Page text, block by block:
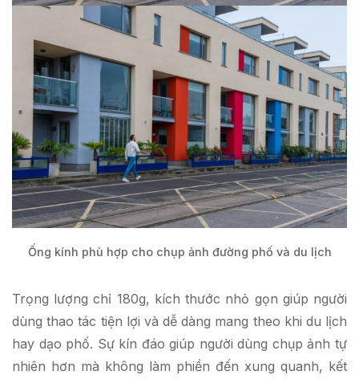
Ống kính phù hợp cho chụp ảnh đường phố và du lịch
Trọng lượng chỉ 180g, kích thước nhỏ gọn giúp người
dùng thao tác tiện lợi và dễ dàng mang theo khi du lịch
hay dạo phố. Sự kín đáo giúp người dùng chụp ảnh tự
nhiên hơn mà không làm phiền đến xung quanh, kết